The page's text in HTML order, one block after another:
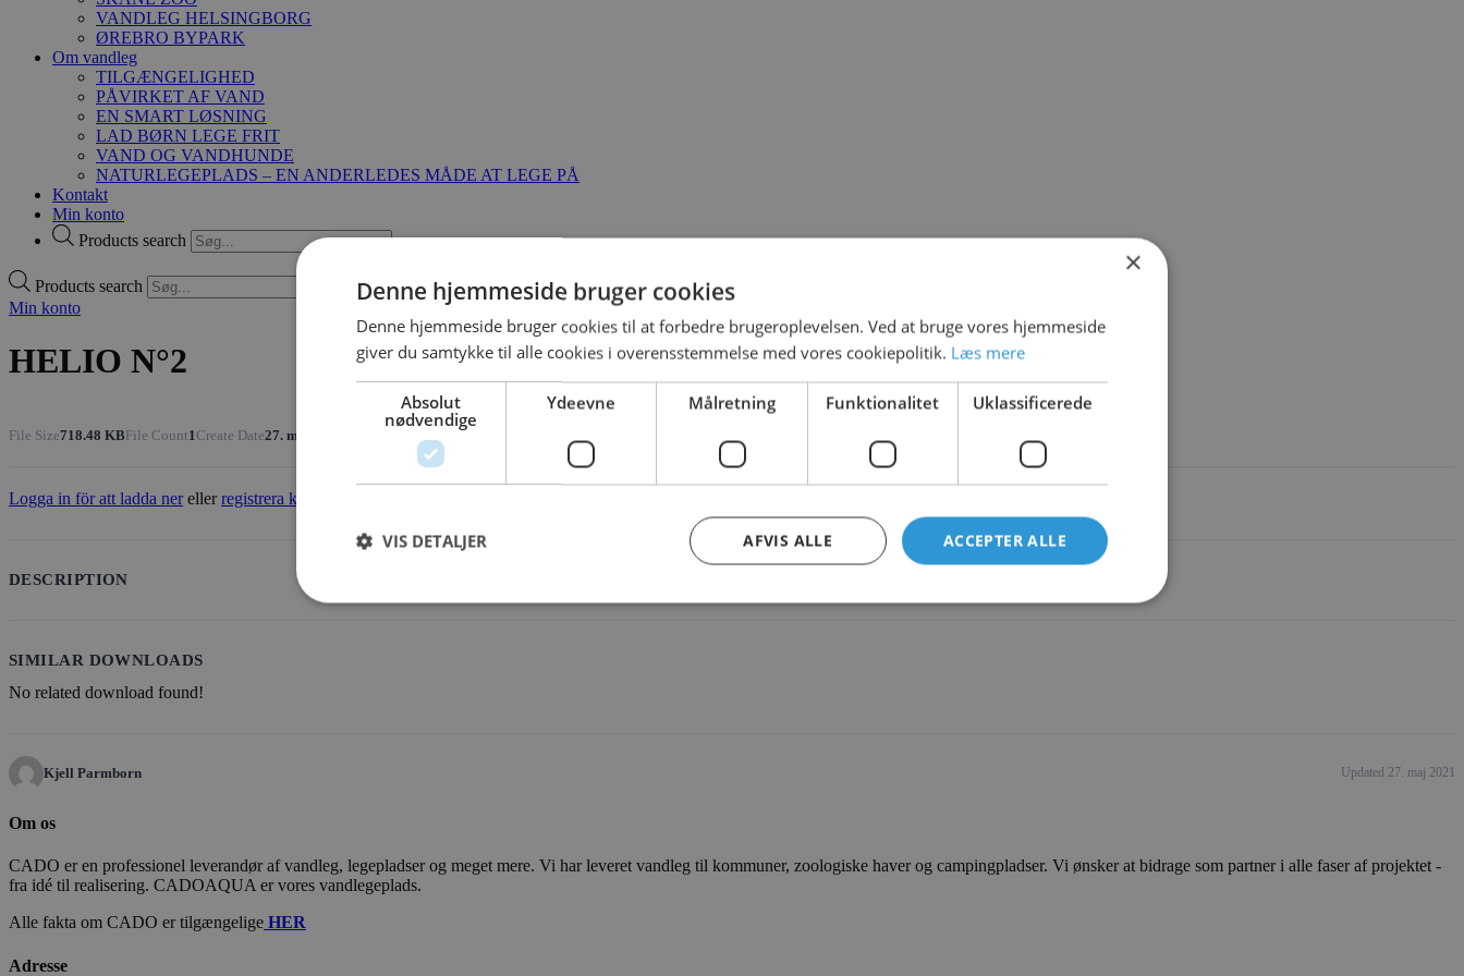
VANDLEG HELSINGBORG
ØREBRO BYPARK
Om vandleg
TILGÆNGELIGHED
PÅVIRKET AF VAND
EN SMART LØSNING
LAD BØRN LEGE FRIT
VAND OG VANDHUNDE
NATURLEGEPLADS – EN ANDERLEDES MÅDE AT LEGE PÅ
Kontakt
Min konto
Products search
Products search
Min konto
HELIO N°2
File Size718.48 KBFile Count1Create Date27. maj 2021 27. maj 2021
Logga in för att ladda nerellerregistrera konto
DESCRIPTION
SIMILAR DOWNLOADS
No related download found!
Kjell Parmborn Updated 27. maj 2021
Om os
CADO er en professionel leverandør af vandleg, legepladser og meget mere. Vi har leveret vandleg til kommuner, zoologiske haver og campingpladser. Vi ønsker at bidrage som partner i alle faser af projektet -
fra idé til realisering. CADOAQUA er vores vandlegeplads.
Alle fakta om CADO er tilgængelige HER
Adresse
×
Denne hjemmeside bruger cookies
Denne hjemmeside bruger cookies til at forbedre brugeroplevelsen. Ved at bruge vores hjemmeside
giver du samtykke til alle cookies i overensstemmelse med vores cookiepolitik. Læs mere
Absolut
nødvendige
Ydeevne Målretning Funktionalitet Uklassificerede
ACCEPTER ALLE
AFVIS ALLE
VIS DETALJER